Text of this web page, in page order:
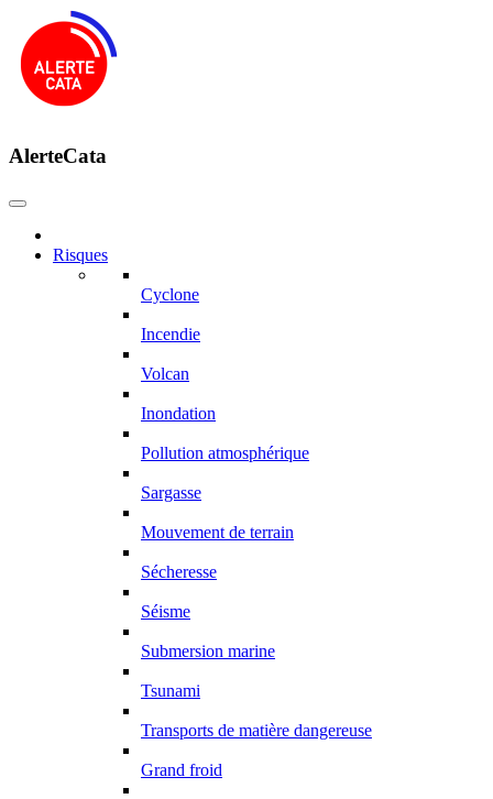
AlerteCata
Risques
Cyclone
Incendie
Volcan
Inondation
Pollution atmosphérique
Sargasse
Mouvement de terrain
Sécheresse
Séisme
Submersion marine
Tsunami
Transports de matière dangereuse
Grand froid